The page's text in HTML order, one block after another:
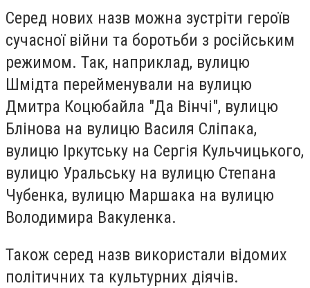
Серед нових назв можна зустріти героїв
сучасної війни та боротьби з російським
режимом. Так, наприклад, вулицю
Шмідта перейменували на вулицю
Дмитра Коцюбайла "Да Вінчі", вулицю
Блінова на вулицю Василя Сліпака,
вулицю Іркутську на Сергія Кульчицького,
вулицю Уральську на вулицю Степана
Чубенка, вулицю Маршака на вулицю
Володимира Вакуленка.
Також серед назв використали відомих
політичних та культурних діячів.